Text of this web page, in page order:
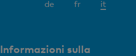
de fr it
Informazioni sulla